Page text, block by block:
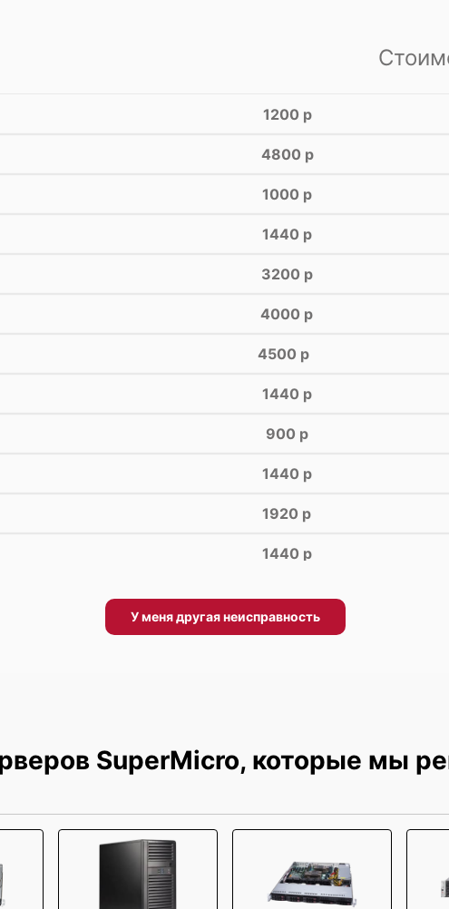
1200 р
4800 р
1000 р
1440 р
3200 р
4000 р
4500 р
1440 р
900 р
1440 р
1920 р
1440 р
2560 р
У меня другая неисправность
SuperMicro, которые мы